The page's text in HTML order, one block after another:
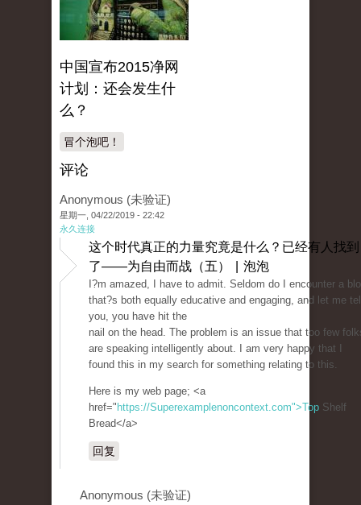
中国宣布2015净网
计划：还会发生什
么？
冒个泡吧！
评论
Anonymous (未验证)
星期一, 04/22/2019 - 22:42
永久连接
这个时代真正的力量究竟是什么？已经有人找到
了——为自由而战（五） | 泡泡
I?m amazed, I have to admit. Seldom do I encounter a
that?s both equally educative and engaging, and let me
you, you have hit the
nail on the head. The problem is an issue that too few
are speaking intelligently about. I am very happy that I
found this in my search for something relating to this.
Here is my web page; <a
href=" https://Superexamplenoncontext.com">Top Shelf
Bread</a>
回复
Anonymous (未验证)